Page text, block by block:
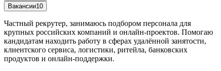
Вакансии10
Частный рекрутер, занимаюсь подбором персонала для
крупных российских компаний и онлайн-проектов. Помогаю
кандидатам находить работу в сферах удалённой занятости,
клиентского сервиса, логистики, ритейла, банковских
продуктов и онлайн-поддержки.